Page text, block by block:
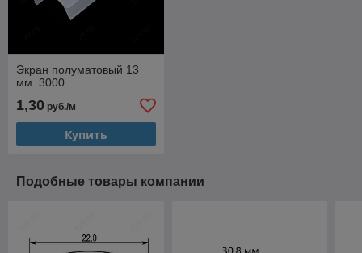
Экран полуматовый 13
мм. 3000
1,30 руб./м
Купить
Подобные товары компании